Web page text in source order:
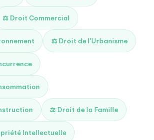
⚖️ Droit Commercial
⚖️ Droit de l'Urbanisme
⚖️ Droit de la Famille
Intellectuelle